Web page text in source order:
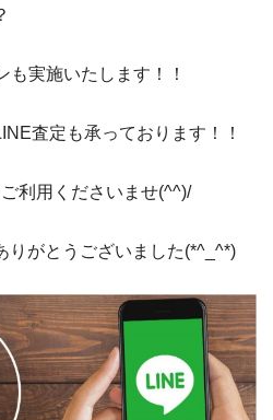
も実施いたします！！
査定も承っております！！
利用くださいませ(^^)/
りがとうございました(*^_^*)